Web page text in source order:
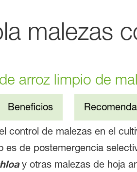
malezas
arroz limpio de
Beneficios
control de malezas en el
es de postemergencia
y otras malezas de hoja